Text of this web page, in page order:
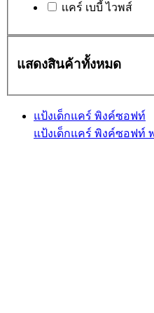
เเคร์ เบบี้ ไวพส์
แสดงสินค้าทั้งหมด
แป้งเด็กแคร์ พิงค์ซอฟท์
แป้งเด็กแคร์ พิงค์ซอฟท์